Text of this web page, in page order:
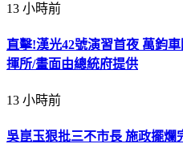
13 小時前
直擊!漢光42號演習首夜 萬鈞
揮所/畫面由總統府提供
13 小時前
吳崑玉狠批三不市長 施政擺